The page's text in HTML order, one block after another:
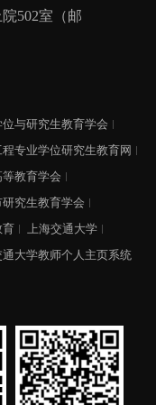
502室（邮
与研究生教育学会
专业学位研究生教育网
教育学会
究生教育学会
育
上海交通大学
通大学教师个人主页系统